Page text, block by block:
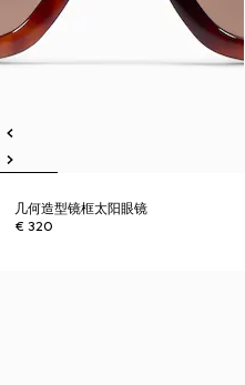
几何造型镜框太阳眼镜
€ 320